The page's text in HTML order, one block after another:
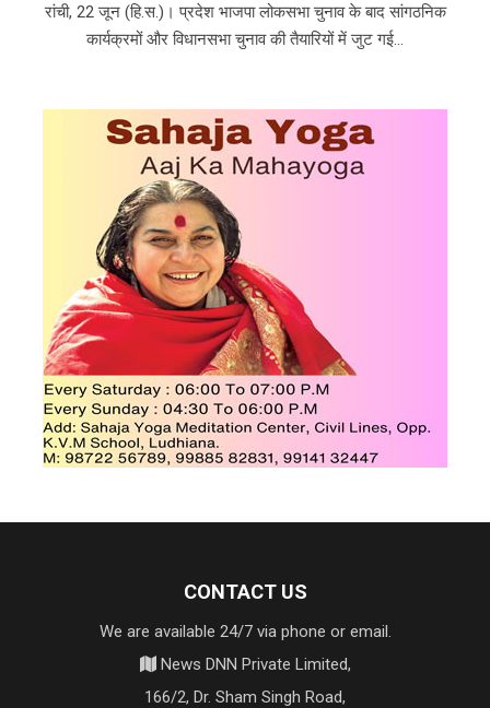
रांची, 22 जून (हि.स.)। प्रदेश भाजपा लोकसभा चुनाव के बाद सांगठनिक
कार्यक्रमों और विधानसभा चुनाव की तैयारियों में जुट गई...
CONTACT US
We are available 24/7 via phone or email.
News DNN Private Limited,
166/2, Dr. Sham Singh Road,